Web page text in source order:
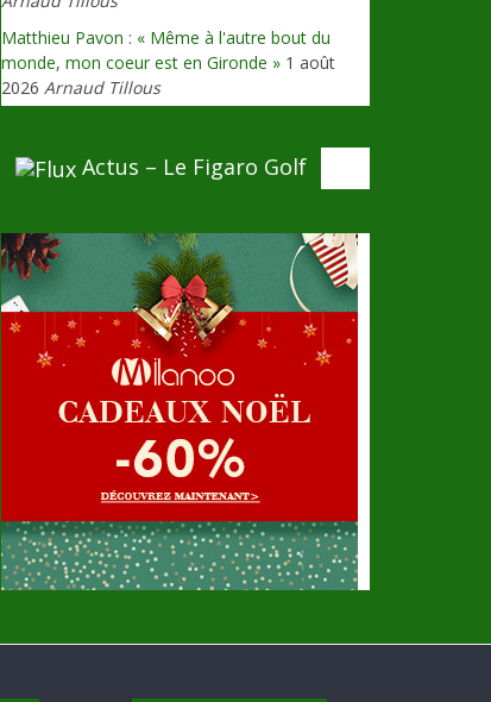
Matthieu Pavon : « Même à l'autre bout du
monde, mon coeur est en Gironde » 1 août
2026 Arnaud Tillous
Actus – Le Figaro Golf